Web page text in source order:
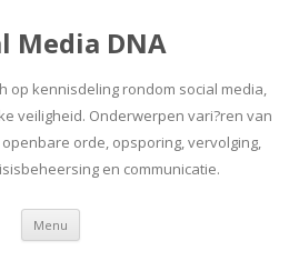
Media DNA
op kennisdeling rondom social media,
veiligheid. Onderwerpen vari?ren van
orde, opsporing, vervolging,
en communicatie.
Menu Spring
inhoud